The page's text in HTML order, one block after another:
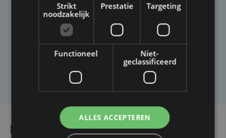
Taalfout opgemerkt?
Heb je een taal- of schrijffout opgemerkt in dit
artikel?
Laat het ons weten
Strikt
noodzakelijk
Prestatie Targeting
Functioneel
Niet-
geclassificeerd
ALLES ACCEPTEREN